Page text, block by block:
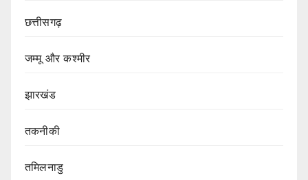
छत्तीसगढ़
जम्मू और कश्मीर
झारखंड
तकनीकी
तमिलनाडु